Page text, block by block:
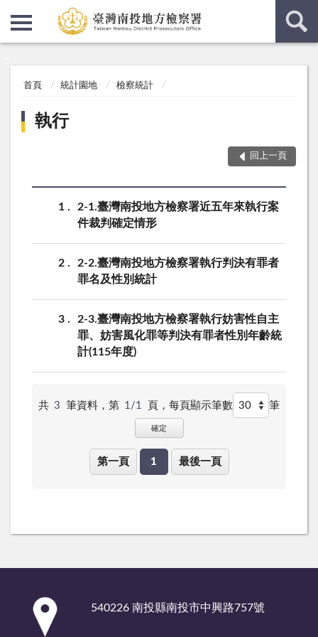
首頁 統計園地 檢察統計
執行
回上一頁
1
2-1.臺灣南投地方檢察署近五年來執行案
件裁判確定情形
2
2-2.臺灣南投地方檢察署執行判決有罪者
罪名及性別統計
3
2-3.臺灣南投地方檢察署執行妨害性自主
罪、妨害風化罪等判決有罪者性別年齡統
計(115年度)
共 3 筆資料，第 1/1 頁， 每頁顯示筆數 筆
確定
第一頁 1 最後一頁
540226 南投縣南投市中興路757號